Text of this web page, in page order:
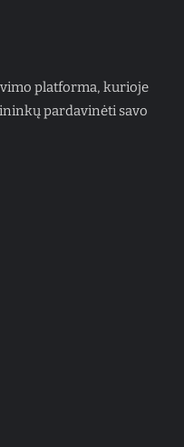
platforma, kurioje
pardavinėti savo